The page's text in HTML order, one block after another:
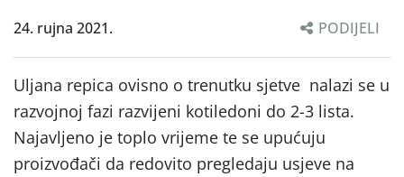
24. rujna 2021. PODIJELI
Uljana repica ovisno o trenutku sjetve nalazi se u
razvojnoj fazi razvijeni kotiledoni do 2-3 lista.
Najavljeno je toplo vrijeme te se upućuju
proizvođači da redovito pregledaju usjeve na